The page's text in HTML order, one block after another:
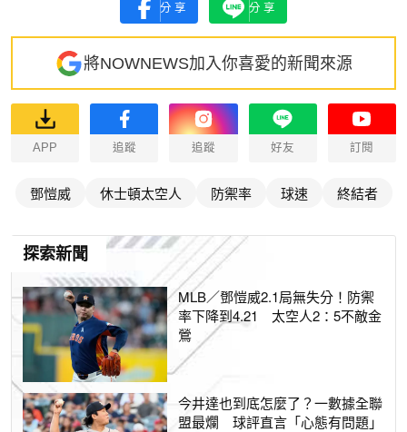
分享 分享
將NOWNEWS加入你喜愛的新聞來源
APP 追蹤 追蹤 好友 訂閱
鄧愷威 休士頓太空人 防禦率 球速 終結者
探索新聞
MLB／鄧愷威2.1局無失分！防禦
率下降到4.21 太空人2：5不敵金
鶯
今井達也到底怎麼了？一數據全聯
盟最爛 球評直言「心態有問題」